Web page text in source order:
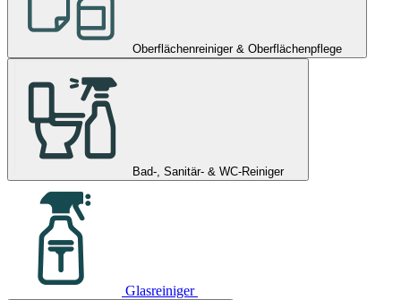
Oberflächenreiniger & Oberflächenpflege
Bad-, Sanitär- & WC-Reiniger
Glasreiniger